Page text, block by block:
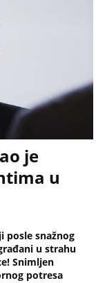
posle snažnog
u strahu
Snimljen
potresa
je
u